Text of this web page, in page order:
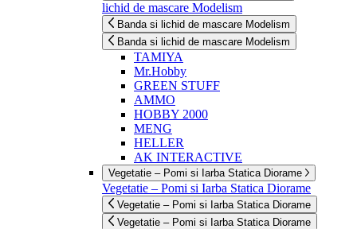
lichid de mascare Modelism
Banda si lichid de mascare Modelism
Banda si lichid de mascare Modelism
TAMIYA
Mr.Hobby
GREEN STUFF
AMMO
HOBBY 2000
MENG
HELLER
AK INTERACTIVE
Vegetatie – Pomi si Iarba Statica Diorame
Vegetatie – Pomi si Iarba Statica Diorame
Vegetatie – Pomi si Iarba Statica Diorame
Vegetatie – Pomi si Iarba Statica Diorame